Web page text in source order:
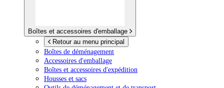
Boîtes et accessoires d'emballage
Retour au menu principal
Boîtes de déménagement
Accessoires d'emballage
Boîtes et accessoires d'expédition
Housses et sacs